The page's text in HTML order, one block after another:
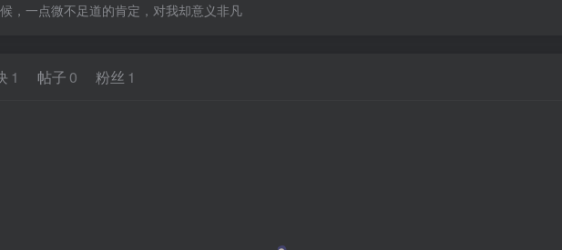
，一点微不足道的肯定，对我却意义非凡
1 帖子 0 粉丝 1